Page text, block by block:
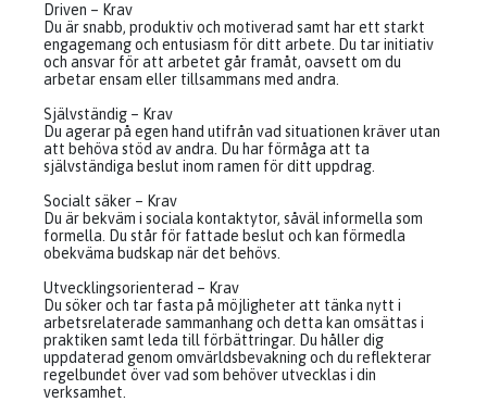
Driven – Krav
Du är snabb, produktiv och motiverad samt har ett starkt
engagemang och entusiasm för ditt arbete. Du tar initiativ
och ansvar för att arbetet går framåt, oavsett om du
arbetar ensam eller tillsammans med andra.
Självständig – Krav
Du agerar på egen hand utifrån vad situationen kräver utan
att behöva stöd av andra. Du har förmåga att ta
självständiga beslut inom ramen för ditt uppdrag.
Socialt säker – Krav
Du är bekväm i sociala kontaktytor, såväl informella som
formella. Du står för fattade beslut och kan förmedla
obekväma budskap när det behövs.
Utvecklingsorienterad – Krav
Du söker och tar fasta på möjligheter att tänka nytt i
arbetsrelaterade sammanhang och detta kan omsättas i
praktiken samt leda till förbättringar. Du håller dig
uppdaterad genom omvärldsbevakning och du reflekterar
regelbundet över vad som behöver utvecklas i din
verksamhet.